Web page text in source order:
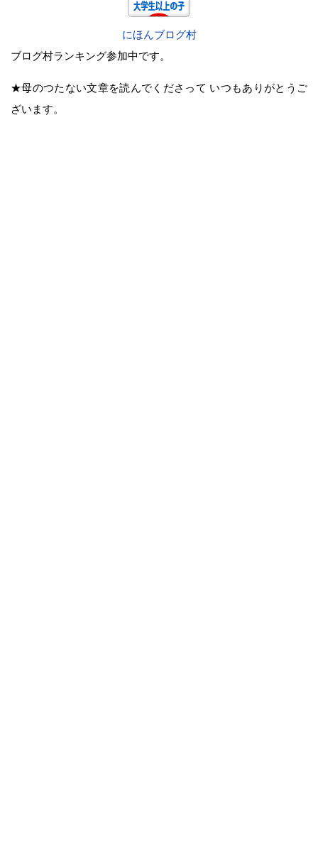
にほんブログ村
ブログ村ランキング参加中です。
★母のつたない文章を読んでくださって いつもありがとうご
ざいます。